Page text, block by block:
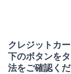
クレジットカ
下のボタンを
法をご確認くだ